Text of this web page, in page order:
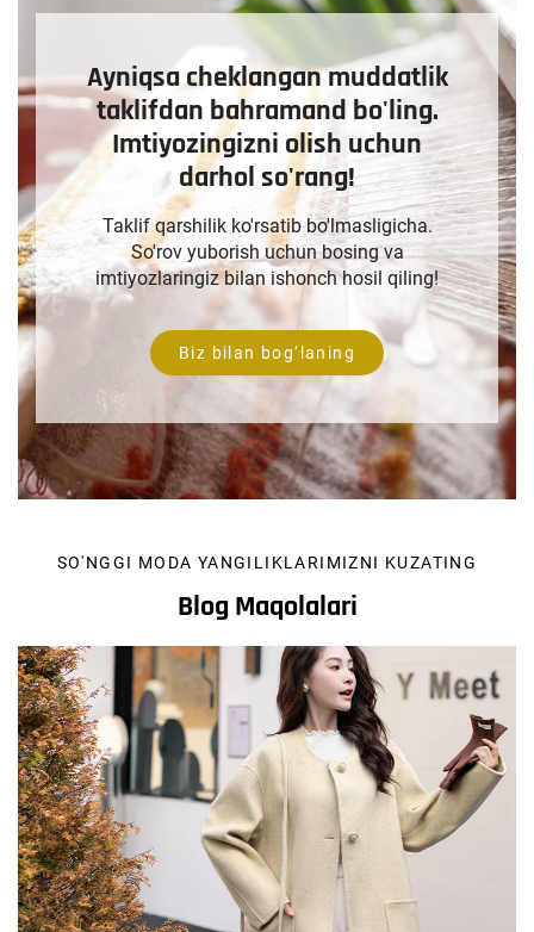
Ayniqsa cheklangan muddatlik
taklifdan bahramand bo'ling.
Imtiyozingizni olish uchun
darhol so'rang!
Taklif qarshilik ko'rsatib bo'lmasligicha.
So'rov yuborish uchun bosing va
imtiyozlaringiz bilan ishonch hosil qiling!
Biz bilan bog‘laning
SO'NGGI MODA YANGILIKLARIMIZNI KUZATING
Blog Maqolalari